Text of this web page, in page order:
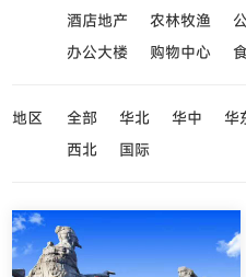
酒店地产
农林牧渔
办公大楼
购物中心
地区 全部 华北 华中 华
西北
国际